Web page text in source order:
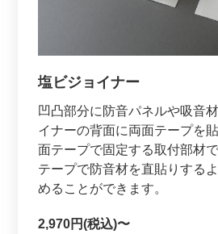
塩ビジョイナー
凹凸部分に防音パネルや吸音
イナーの背面に両面テープを
面テープで固定する取付部材
テープで防音材を直貼りする
めることができます。
2,970円(税込)〜